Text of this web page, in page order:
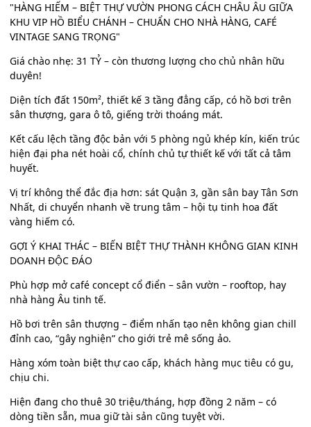
"HÀNG HIẾM – BIỆT THỰ VƯỜN PHONG CÁCH CHÂU ÂU GIỮA
KHU VIP HỒ BIỂU CHÁNH – CHUẨN CHO NHÀ HÀNG, CAFÉ
VINTAGE SANG TRỌNG"
Giá chào nhẹ: 31 TỶ – còn thương lượng cho chủ nhân hữu
duyên!
Diện tích đất 150m², thiết kế 3 tầng đẳng cấp, có hồ bơi trên
sân thượng, gara ô tô, giếng trời thoáng mát.
Kết cấu lệch tầng độc bản với 5 phòng ngủ khép kín, kiến trúc
hiện đại pha nét hoài cổ, chính chủ tự thiết kế với tất cả tâm
huyết.
Vị trí không thể đắc địa hơn: sát Quận 3, gần sân bay Tân Sơn
Nhất, di chuyển nhanh về trung tâm – hội tụ tinh hoa đất
vàng hiếm có.
GỢI Ý KHAI THÁC – BIẾN BIỆT THỰ THÀNH KHÔNG GIAN KINH
DOANH ĐỘC ĐÁO
Phù hợp mở café concept cổ điển – sân vườn – rooftop, hay
nhà hàng Âu tinh tế.
Hồ bơi trên sân thượng – điểm nhấn tạo nên không gian chill
đỉnh cao, “gây nghiện” cho giới trẻ mê sống ảo.
Hàng xóm toàn biệt thự cao cấp, khách hàng mục tiêu có gu,
chịu chi.
Hiện đang cho thuê 30 triệu/tháng, hợp đồng 2 năm – có
dòng tiền sẵn, mua giữ tài sản cũng tuyệt vời.